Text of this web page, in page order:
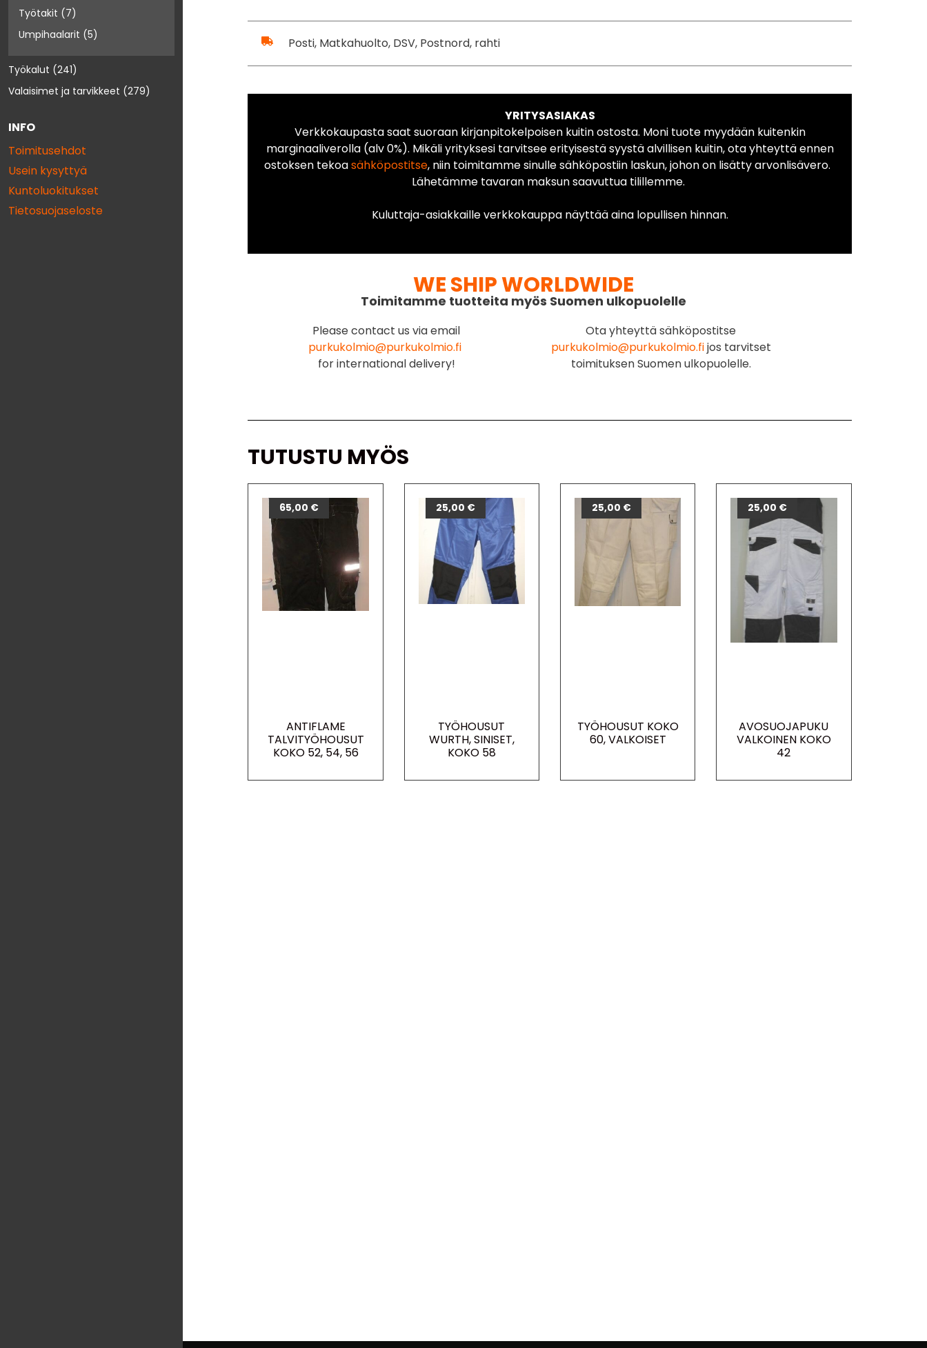
Työtakit (7)
Umpihaalarit (5)
Työkalut (241)
Valaisimet ja tarvikkeet (279)
INFO
Toimitusehdot
Usein kysyttyä
Kuntoluokitukset
Tietosuojaseloste
Posti, Matkahuolto, DSV, Postnord, rahti
YRITYSASIAKAS
Verkkokaupasta saat suoraan kirjanpitokelpoisen kuitin ostosta. Moni tuote myydään kuitenkin
marginaaliverolla (alv 0%). Mikäli yrityksesi tarvitsee erityisestä syystä alvillisen kuitin, ota yhteyttä ennen
ostoksen tekoasähköpostitse, niin toimitamme sinulle sähköpostiin laskun, johon on lisätty arvonlisävero.
Lähetämme tavaran maksun saavuttua tilillemme.
Kuluttaja-asiakkaille verkkokauppa näyttää aina lopullisen hinnan.
WE SHIP WORLDWIDE
Toimitamme tuotteita myös Suomen ulkopuolelle
Please contact us via email
purkukolmio@purkukolmio.fi
for international delivery!
Ota yhteyttä sähköpostitse
purkukolmio@purkukolmio.fijos tarvitset
toimituksen Suomen ulkopuolelle.
TUTUSTU MYÖS
ANTIFLAME
TALVITYÖHOUSUT
KOKO 52, 54, 56
65,00 €
TYÖHOUSUT
WURTH, SINISET,
KOKO 58
25,00 €
TYÖHOUSUT KOKO
60, VALKOISET
25,00 €
AVOSUOJAPUKU
VALKOINEN KOKO
42
25,00 €